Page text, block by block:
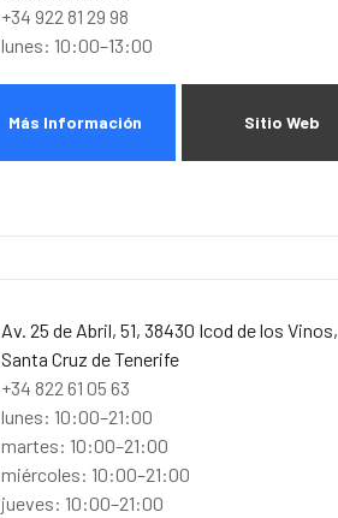
+34 922 81 29 98
lunes: 10:00–13:00
Más Información Sitio Web
Av. 25 de Abril, 51, 38430 Icod de los Vinos,
Santa Cruz de Tenerife
+34 822 61 05 63
lunes: 10:00–21:00
martes: 10:00–21:00
miércoles: 10:00–21:00
jueves: 10:00–21:00